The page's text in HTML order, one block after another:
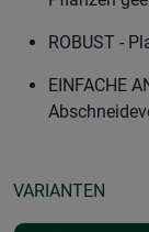
ROBUST -
EINFACHE
VARIANTEN